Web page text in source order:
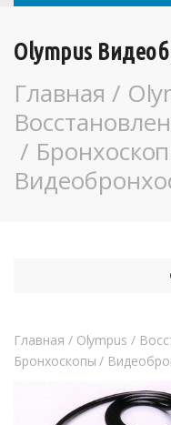
Olympus
Главная /
/
Главная / Olympus /
Бронхоскопы /